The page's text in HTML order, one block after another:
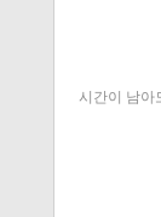
시간이 남아